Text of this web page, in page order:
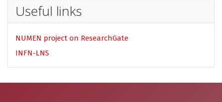
Useful links
NUMEN project on ResearchGate
INFN-LNS